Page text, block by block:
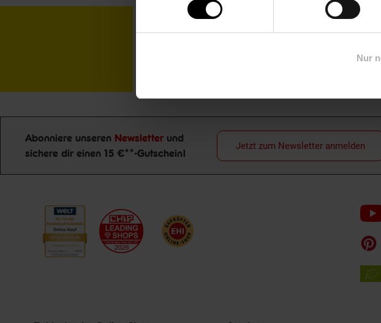
Nur
Netto Reisen Weinwelt
Newsletter Anmeldung
Abonniere unseren Newsletter und
sichere dir einen 15 €**-Gutschein!
Jetzt zum Newsletter anmelden
uns
auf